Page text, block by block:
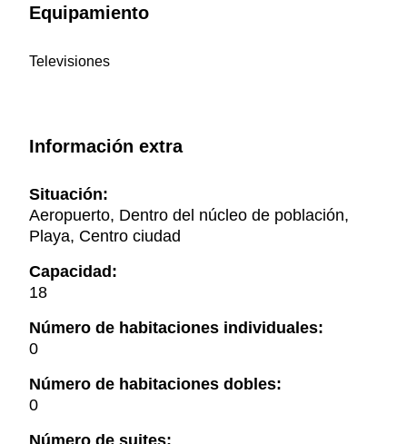
Equipamiento
Televisiones
Información extra
Situación:
Aeropuerto, Dentro del núcleo de población,
Playa, Centro ciudad
Capacidad:
18
Número de habitaciones individuales:
0
Número de habitaciones dobles:
0
Número de suites: